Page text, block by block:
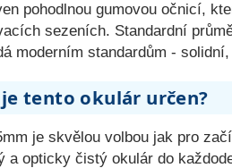
pohodlnou gumovou očnicí,
sezeních. Standardní
moderním standardům -
tento okulár určen?
je skvělou volbou jak pro
a opticky čistý okulár do